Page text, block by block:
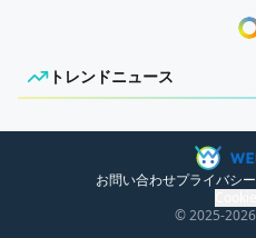
トレンドニュース
ニュースがありません。
お問い合わせプライバシ
© 2025-2026